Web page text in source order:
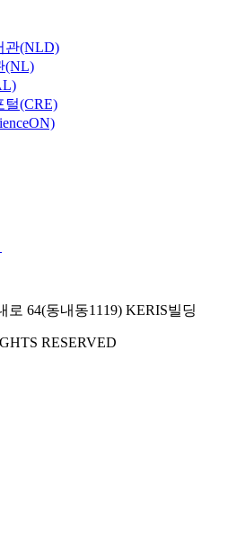
관(NLD)
(NL)
털(CRE)
로 64(동내동1119) KERIS빌딩
RESERVED